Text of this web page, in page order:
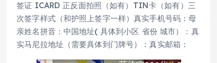
签证 ICARD 正反面拍照（如有）TIN卡（如有）三
次签字样式（和护照上签字一样）真实手机号码：母
亲姓名拼音：中国地址( 具体到小区 省份 城市）：真
实马尼拉地址（需要具体到门牌号）：真实邮箱：